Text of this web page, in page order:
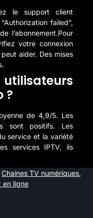
le support client
failed”,
l’abonnement.Pour
votre connexion
aider. Des mises
?
de 4,9/5. Les
sont positifs. Les
service et la variété
services IPTV, ils
Chaines TV numériques,
en ligne